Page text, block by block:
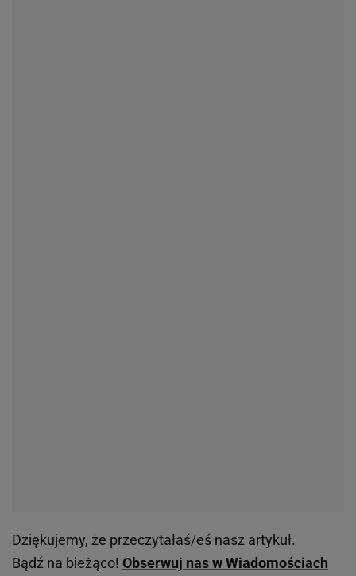
Dziękujemy, że przeczytałaś/eś nasz artykuł.
Bądź na bieżąco! Obserwuj nas w Wiadomościach